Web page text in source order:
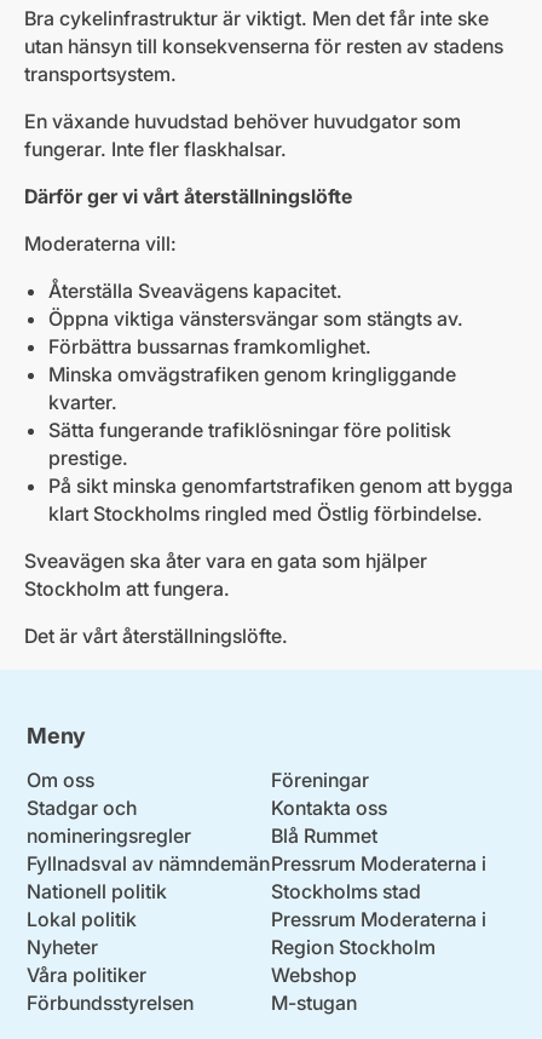
Bra cykelinfrastruktur är viktigt. Men det får inte ske
utan hänsyn till konsekvenserna för resten av stadens
transportsystem.
En växande huvudstad behöver huvudgator som
fungerar. Inte fler flaskhalsar.
Därför ger vi vårt återställningslöfte
Moderaterna vill:
Återställa Sveavägens kapacitet.
Öppna viktiga vänstersvängar som stängts av.
Förbättra bussarnas framkomlighet.
Minska omvägstrafiken genom kringliggande
kvarter.
Sätta fungerande trafiklösningar före politisk
prestige.
På sikt minska genomfartstrafiken genom att bygga
klart Stockholms ringled med Östlig förbindelse.
Sveavägen ska åter vara en gata som hjälper
Stockholm att fungera.
Det är vårt återställningslöfte.
Meny
Om oss
Stadgar och
nomineringsregler
Fyllnadsval av nämndemän
Nationell politik
Lokal politik
Nyheter
Våra politiker
Förbundsstyrelsen
Föreningar
Kontakta oss
Blå Rummet
Pressrum Moderaterna i
Stockholms stad
Pressrum Moderaterna i
Region Stockholm
Webshop
M-stugan